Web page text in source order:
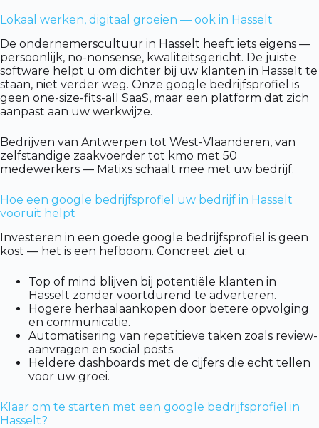
Lokaal werken, digitaal groeien — ook in Hasselt
De ondernemerscultuur in Hasselt heeft iets eigens —
persoonlijk, no-nonsense, kwaliteitsgericht. De juiste
software helpt u om dichter bij uw klanten in Hasselt te
staan, niet verder weg. Onze google bedrijfsprofiel is
geen one-size-fits-all SaaS, maar een platform dat zich
aanpast aan uw werkwijze.
Bedrijven van Antwerpen tot West-Vlaanderen, van
zelfstandige zaakvoerder tot kmo met 50
medewerkers — Matixs schaalt mee met uw bedrijf.
Hoe een google bedrijfsprofiel uw bedrijf in Hasselt
vooruit helpt
Investeren in een goede google bedrijfsprofiel is geen
kost — het is een hefboom. Concreet ziet u:
Top of mind blijven bij potentiële klanten in
Hasselt zonder voortdurend te adverteren.
Hogere herhaalaankopen door betere opvolging
en communicatie.
Automatisering van repetitieve taken zoals review-
aanvragen en social posts.
Heldere dashboards met de cijfers die echt tellen
voor uw groei.
Klaar om te starten met een google bedrijfsprofiel in
Hasselt?